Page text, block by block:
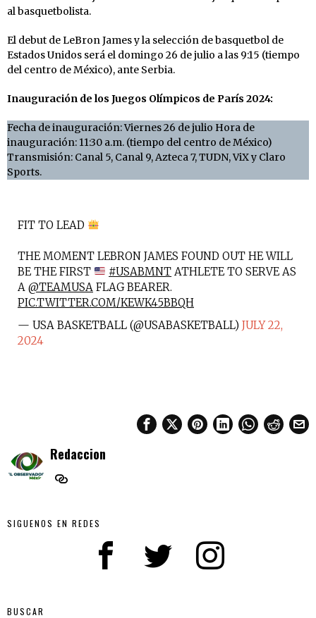
al basquetbolista.
El debut de LeBron James y la selección de basquetbol de
Estados Unidos será el domingo 26 de julio a las 9:15 (tiempo
del centro de México), ante Serbia.
Inauguración de los Juegos Olímpicos de París 2024:
Fecha de inauguración: Viernes 26 de julio Hora de
inauguración: 11:30 a.m. (tiempo del centro de México)
Transmisión: Canal 5, Canal 9, Azteca 7, TUDN, ViX y Claro
Sports.
FIT TO LEAD
THE MOMENT LEBRON JAMES FOUND OUT HE WILL
BE THE FIRST
#USABMNT ATHLETE TO SERVE AS
A @TEAMUSA FLAG BEARER.
PIC.TWITTER.COM/KEWK45BBQH
— USA BASKETBALL (@USABASKETBALL) JULY 22,
2024
Redaccion
SIGUENOS EN REDES
BUSCAR